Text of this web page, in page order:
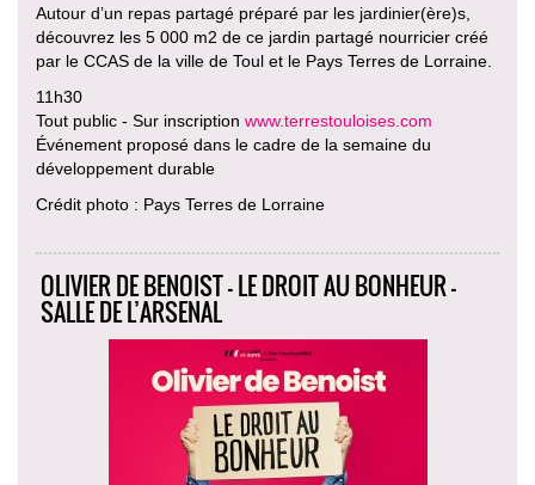
Autour d’un repas partagé préparé par les jardinier(ère)s,
découvrez les 5 000 m2 de ce jardin partagé nourricier créé
par le CCAS de la ville de Toul et le Pays Terres de Lorraine.
11h30
Tout public - Sur inscription www.terrestouloises.com
Événement proposé dans le cadre de la semaine du
développement durable
Crédit photo : Pays Terres de Lorraine
OLIVIER DE BENOIST - LE DROIT AU BONHEUR -
SALLE DE L’ARSENAL